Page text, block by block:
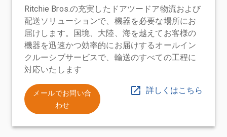
Ritchie Bros.の充実したドアツードア物流および
配送ソリューションで、機器を必要な場所にお
届けします。国境、大陸、海を越えてお客様の
機器を迅速かつ効率的にお届けするオールイン
クルーシブサービスで、輸送のすべての工程に
対応いたします
メールでお問い合
わせ
詳しくはこちら